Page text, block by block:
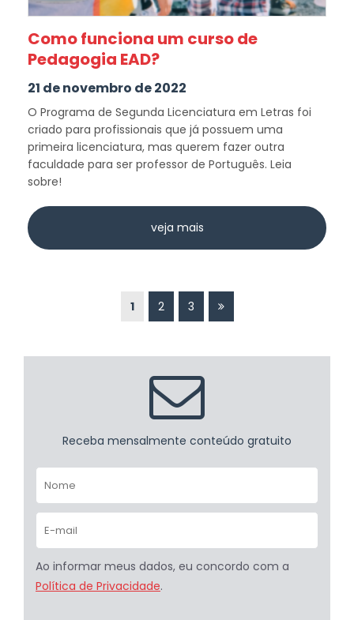
Como funciona um curso de
Pedagogia EAD?
21 de novembro de 2022
O Programa de Segunda Licenciatura em Letras foi
criado para profissionais que já possuem uma
primeira licenciatura, mas querem fazer outra
faculdade para ser professor de Português. Leia
sobre!
veja mais
1 2 3
Receba mensalmente conteúdo gratuito
Ao informar meus dados, eu concordo com a
Política de Privacidade.